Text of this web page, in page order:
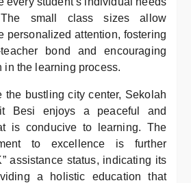
small class sizes allow
personalized attention, fostering
bond and encouraging
in the learning process.
the bustling city center, Sekolah
Besi enjoys a peaceful and
is conducive to learning. The
to excellence is further
assistance status, indicating its
a holistic education that